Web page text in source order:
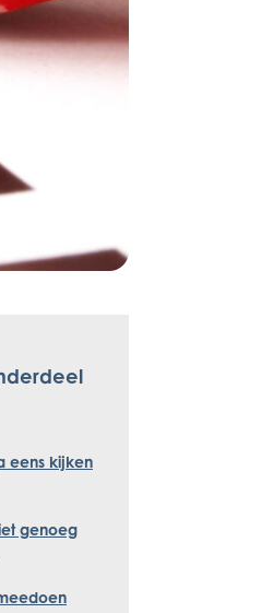
eens kijken
genoeg